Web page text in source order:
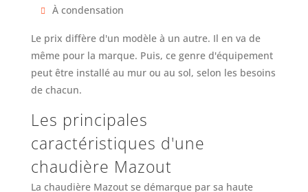
À condensation
Le prix diffère d'un modèle à un autre. Il en va de
même pour la marque. Puis, ce genre d'équipement
peut être installé au mur ou au sol, selon les besoins
de chacun.
Les principales
caractéristiques d'une
chaudière Mazout
La chaudière Mazout se démarque par sa haute